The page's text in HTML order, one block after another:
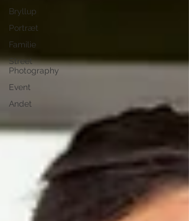
Bryllup
Portræt
Familie
Street
Photography
Event
Andet